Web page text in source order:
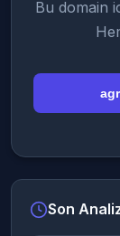
Bu domain
Son